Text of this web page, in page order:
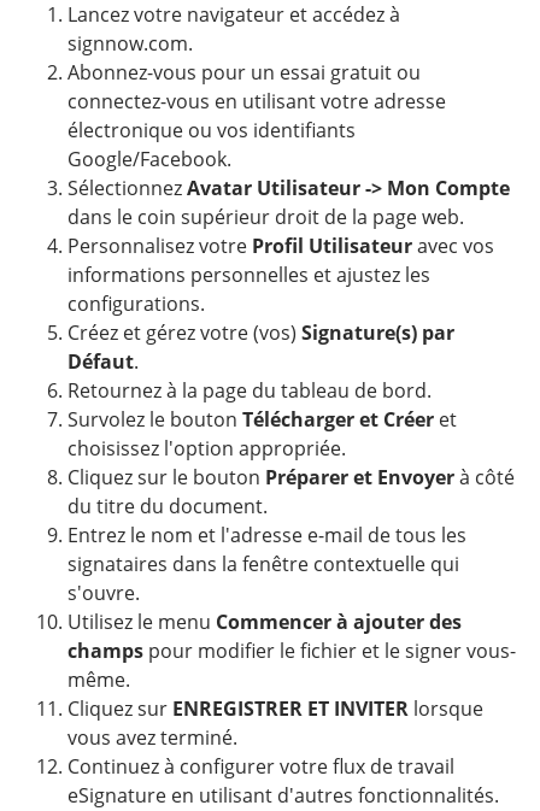
Lancez votre navigateur et accédez à
signnow.com.
Abonnez-vous pour un essai gratuit ou
connectez-vous en utilisant votre adresse
électronique ou vos identifiants
Google/Facebook.
SélectionnezAvatar Utilisateur -> Mon Compte
dans le coin supérieur droit de la page web.
Personnalisez votre Profil Utilisateuravec vos
informations personnelles et ajustez les
configurations.
Créez et gérez votre (vos) Signature(s) par
Défaut.
Retournez à la page du tableau de bord.
Survolez le bouton Télécharger et Créer et
choisissez l'option appropriée.
Cliquez sur le bouton Préparer et Envoyerà côté
du titre du document.
Entrez le nom et l'adresse e-mail de tous les
signataires dans la fenêtre contextuelle qui
s'ouvre.
Utilisez le menu Commencer à ajouter des
champs pour modifier le fichier et le signer vous-
même.
Cliquez sur ENREGISTRER ET INVITER lorsque
vous avez terminé.
Continuez à configurer votre flux de travail
eSignature en utilisant d'autres fonctionnalités.